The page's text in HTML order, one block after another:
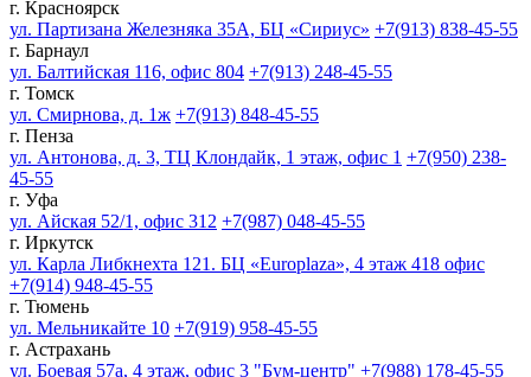
г. Красноярск
ул. Партизана Железняка 35А, БЦ «Сириус» +7(913) 838-45-55
г. Барнаул
ул. Балтийская 116, офис 804 +7(913) 248-45-55
г. Томск
ул. Смирнова, д. 1ж +7(913) 848-45-55
г. Пенза
ул. Антонова, д. 3, ТЦ Клондайк, 1 этаж, офис 1 +7(950) 238-
45-55
г. Уфа
ул. Айская 52/1, офис 312 +7(987) 048-45-55
г. Иркутск
ул. Карла Либкнехта 121. БЦ «Europlaza», 4 этаж 418 офис
+7(914) 948-45-55
г. Тюмень
ул. Мельникайте 10 +7(919) 958-45-55
г. Астрахань
ул. Боевая 57а, 4 этаж, офис 3 "Бум-центр" +7(988) 178-45-55